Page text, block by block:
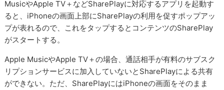
MusicやApple TV＋などSharePlayに対応するアプリを起動す
ると、iPhoneの画面上部にSharePlayの利用を促すポップアッ
プが表れるので、これをタップするとコンテンツのSharePlay
がスタートする。
Apple MusicやApple TV＋の場合、通話相手が有料のサブスク
リプションサービスに加入していないとSharePlayによる共有
ができない。ただ、SharePlayにはiPhoneの画面をそのまま